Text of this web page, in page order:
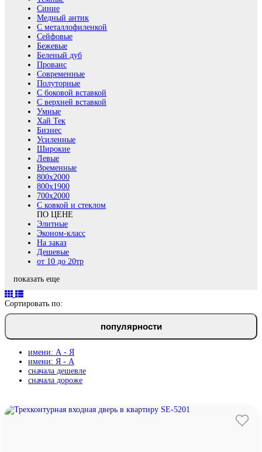
Синие
Медный антик
С металлофиленкой
Сейфовые
Бежевые
Беленый дуб
Прованс
Современные
Полуторные
С боковой вставкой
С верхней вставкой
Умные
Хай Тек
Бизнес
Усиленные
Широкие
Левые
Временные
800х2000
800x1900
700x2000
С ковкой и стеклом
ПО ЦЕНЕ
Элитные
Эконом-класс
На заказ
Дешевые
от 10 до 20тр
показать еще
Сортировать по:
популярности
имени: А - Я
имени: Я - А
сначала дешевле
сначала дороже